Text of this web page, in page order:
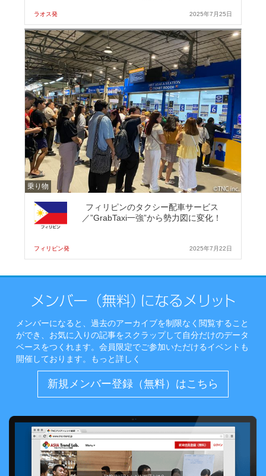
ラオス発 2025年7月25日
乗り物
フィリピンのタクシー配車サービス
／”GrabTaxi一強”から勢力図に変化！
フィリピン発 2025年7月22日
メンバーになると、過去のアーカイブを制限なく閲覧すること
ができ、お気に入りの記事をスクラップして自分だけのデータ
ベースをつくれます。会員限定でご参加いただけるイベントも
開催しております。
もっと詳しく
新規メンバー登録（無料）はこちら